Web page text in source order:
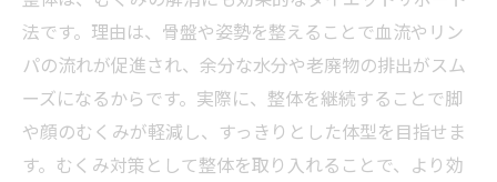
法です。理由は、骨盤や姿勢を整えることで血流やリン
パの流れが促進され、余分な水分や老廃物の排出がスム
ーズになるからです。実際に、整体を継続することで脚
や顔のむくみが軽減し、すっきりとした体型を目指せま
す。むくみ対策として整体を取り入れることで、より効